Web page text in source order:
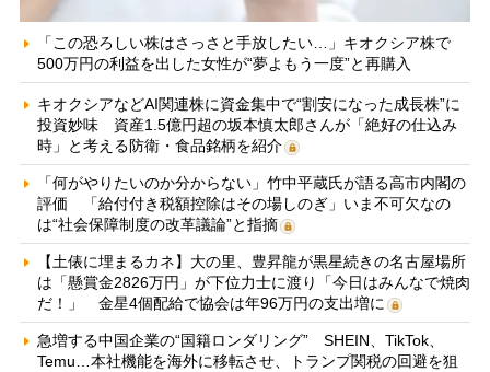
「この恐ろしい株はさっさと手放したい…」キオクシア株で
500万円の利益を出した女性が“夢よもう一度”と再購入
キオクシアなどAI関連株に資金集中で“割安になった成長株”に
投資妙味 資産1.5億円超の坂本慎太郎さんが「絶好の仕込み
時」と考える防衛・食品銘柄を紹介
「何がやりたいのか分からない」竹中平蔵氏が語る高市内閣の
評価 「給付付き税額控除はその場しのぎ」いま不可欠なの
は“社会保障制度の改革議論”と指摘
【土俵に埋まるカネ】大の里、豊昇龍が黒星続きの名古屋場所
は「懸賞金2826万円」が下位力士に渡り「今日はみんなで焼肉
だ！」 金星4個配給で協会は年96万円の支出増に
急増する中国企業の“国籍ロンダリング” SHEIN、TikTok、
Temu…本社機能を海外に移転させ、トランプ関税の回避を狙